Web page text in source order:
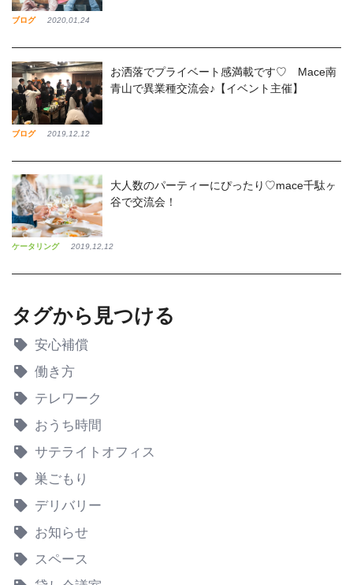
ブログ 2020,01,24
ブログ 2019,12,12
お洒落でプライベート感満載です♡ Mace南
青山で異業種交流会♪【イベント主催】
ケータリング 2019,12,12
大人数のパーティーにぴったり♡mace千駄ヶ
谷で交流会！
タグから見つける
安心補償
働き方
テレワーク
おうち時間
サテライトオフィス
巣ごもり
デリバリー
お知らせ
スペース